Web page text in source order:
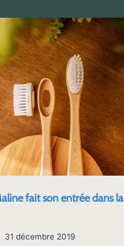
fait son entrée dans la
31 décembre 2019